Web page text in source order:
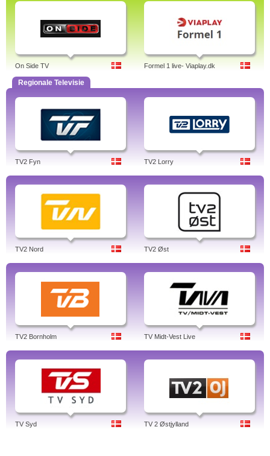
On Side TV Formel 1 live- Viaplay.dk
Regionale Televisie
TV2 Fyn TV2 Lorry
TV2 Nord TV2 Øst
TV2 Bornholm TV Midt-Vest Live
TV Syd TV 2 Østjylland